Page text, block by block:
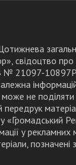
свідоцтво
№ 21097-
не поділяти
передрук
«Громадський
у рекламних
позначені